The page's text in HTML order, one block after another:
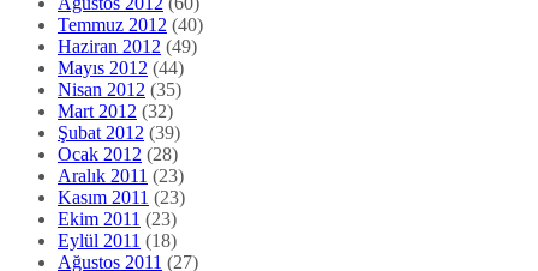
Temmuz 2012 (40)
Haziran 2012 (49)
Mayıs 2012 (44)
Nisan 2012 (35)
Mart 2012 (32)
Şubat 2012 (39)
Ocak 2012 (28)
Aralık 2011 (23)
Kasım 2011 (23)
Ekim 2011 (23)
Eylül 2011 (18)
Ağustos 2011 (27)